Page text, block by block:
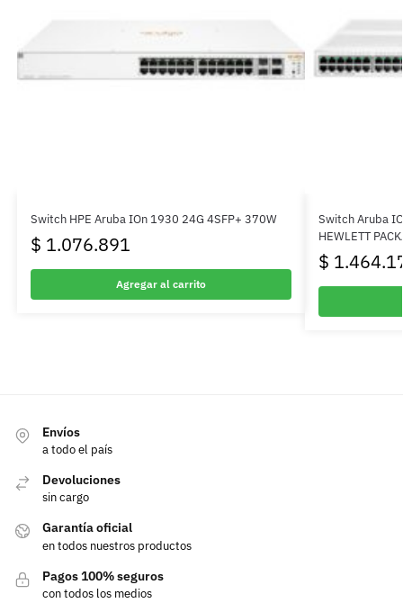
Switch HPE Aruba IOn 1930 24G 4SFP+ 370W
$ 1.076.891
Agregar al carrito
Switch Aruba
HEWLETT
$
Envíos
a todo el país
Devoluciones
sin cargo
Garantía oficial
en todos nuestros productos
Pagos 100% seguros
con todos los medios